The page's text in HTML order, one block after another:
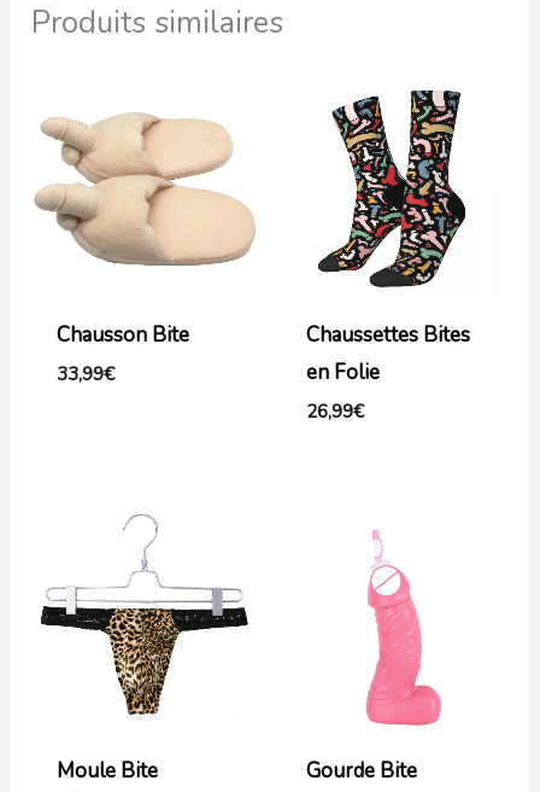
Produits similaires
Chausson Bite
33,99€
Chaussettes Bites
en Folie
26,99€
Moule Bite
Gourde Bite